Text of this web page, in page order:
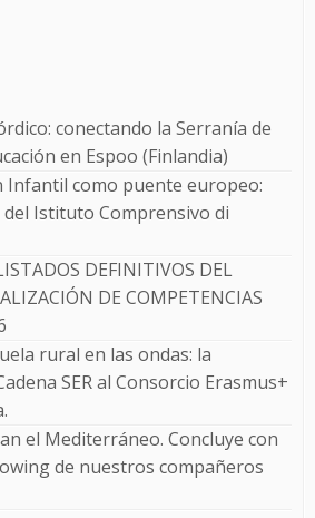
conectando la Serranía de
en Espoo (Finlandia)
Infantil como puente europeo:
del Istituto Comprensivo di
DEFINITIVOS DEL
DE COMPETENCIAS
rural en las ondas: la
SER al Consorcio Erasmus+
el Mediterráneo. Concluye con
de nuestros compañeros